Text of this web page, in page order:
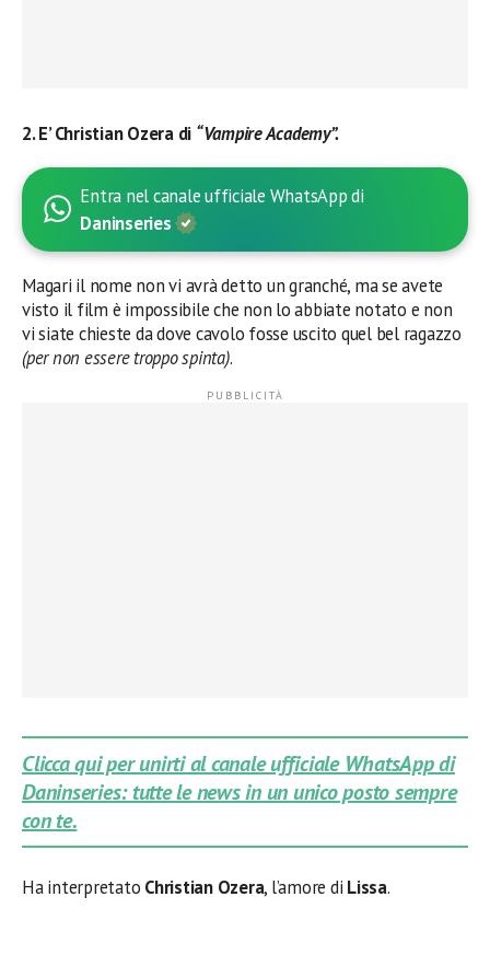
2. E’ Christian Ozera di “Vampire Academy”.
Entra nel canale ufficiale WhatsApp di
Daninseries
Magari il nome non vi avrà detto un granché, ma se avete
visto il film è impossibile che non lo abbiate notato e non
vi siate chieste da dove cavolo fosse uscito quel bel ragazzo
(per non essere troppo spinta).
Clicca qui per unirti al canale ufficiale WhatsApp di
Daninseries: tutte le news in un unico posto sempre
con te.
Ha interpretato Christian Ozera, l’amore di Lissa.